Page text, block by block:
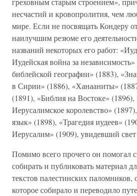
несчастий и кровопролития, чем
мире. Если не посвящать Кондеру
наилучшим резюме его
названий некоторых его работ:
Иудейская война за
библейской географии» (1883),
в Сирии» (1886), «Ханааниты»
(1891), «Библия на Востоке»
Иерусалимское королевство»
язык» (1898), «Трагедия иудеев»
Иерусалим» (1909), увидевший свет
Помимо всего прочего он помогал
собирать и публиковать материал
текстов палестинских паломников,
которое собирало и переводило